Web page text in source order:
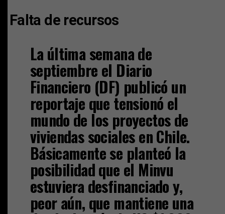
Falta de recursos
La última semana de
septiembre el Diario
Financiero (DF) publicó un
reportaje que tensionó el
mundo de los proyectos de
viviendas sociales en Chile.
Básicamente se planteó la
posibilidad que el Minvu
estuviera desfinanciado y,
peor aún, que mantiene una